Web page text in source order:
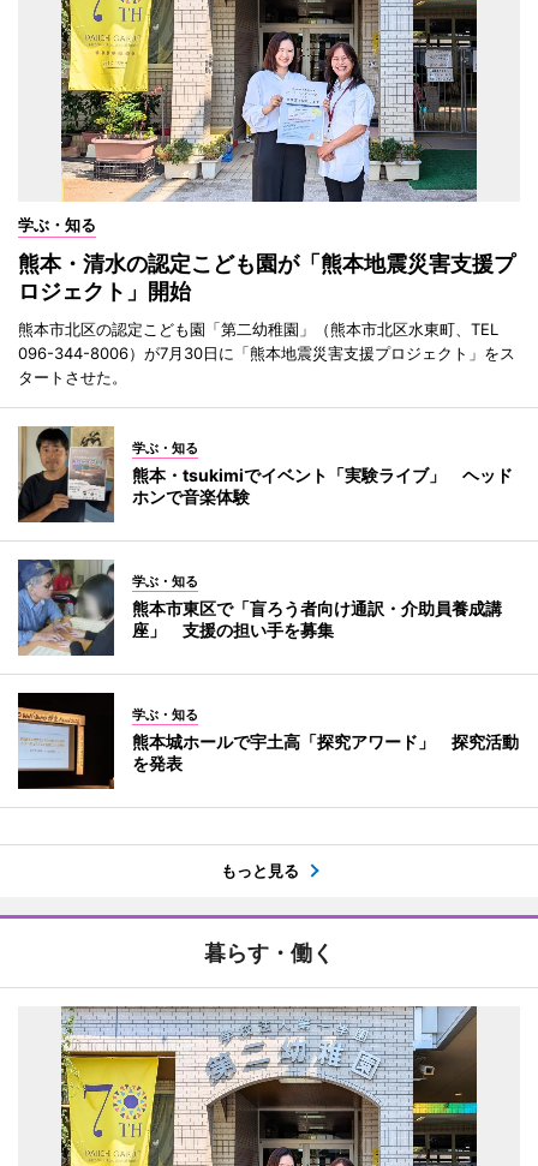
学ぶ・知る
熊本・清水の認定こども園が「熊本地震災害支援プ
ロジェクト」開始
熊本市北区の認定こども園「第二幼稚園」（熊本市北区水東町、TEL
096-344-8006）が7月30日に「熊本地震災害支援プロジェクト」をス
タートさせた。
学ぶ・知る
熊本・tsukimiでイベント「実験ライブ」 ヘッド
ホンで音楽体験
学ぶ・知る
熊本市東区で「盲ろう者向け通訳・介助員養成講
座」 支援の担い手を募集
学ぶ・知る
熊本城ホールで宇土高「探究アワード」 探究活動
を発表
もっと見る
暮らす・働く